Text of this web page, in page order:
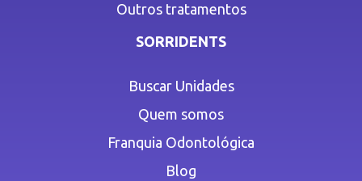
Outros tratamentos
SORRIDENTS
Buscar Unidades
Quem somos
Franquia Odontológica
Blog